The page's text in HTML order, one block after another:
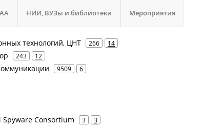
НИИ, ВУЗы и библиотеки Мероприятия
технологий, ЦНТ 266 14
243 12
9509 6
Consortium 3 3